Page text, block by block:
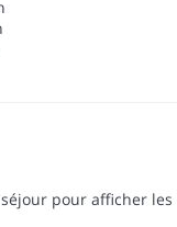
pour afficher les